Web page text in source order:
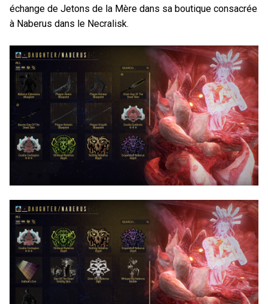
échange de Jetons de la Mère dans sa boutique consacrée
à Naberus dans le Necralisk.